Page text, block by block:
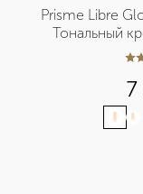
Prisme Libre
Тональный
5
7